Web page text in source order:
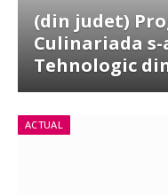
(din judet)
Culinariada
Tehnologic
ACTUAL